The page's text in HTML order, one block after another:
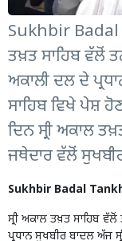
Sukhbir Badal
ਤਖ਼ਤ ਸਾਹਿਬ ਵੱਲੋਂ
ਅਕਾਲੀ ਦਲ ਦੇ
ਸਾਹਿਬ ਵਿਖੇ ਪੇਸ਼
ਦਿਨ ਸ੍ਰੀ ਅਕਾਲ
ਜਥੇਦਾਰ ਵੱਲੋਂ
Sukhbir Badal
ਸ੍ਰੀ ਅਕਾਲ ਤਖ਼ਤ ਸਾਹਿਬ
ਪ੍ਰਧਾਨ ਸੁਖਬੀਰ ਬਾਦਲ ਅੱਜ